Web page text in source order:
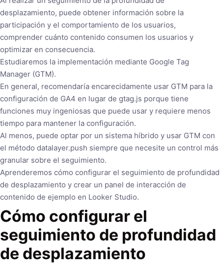
desplazamiento, puede obtener información sobre la
participación y el comportamiento de los usuarios,
comprender cuánto contenido consumen los usuarios y
optimizar en consecuencia.
Estudiaremos la implementación mediante Google Tag
Manager (GTM).
En general, recomendaría encarecidamente usar GTM para la
configuración de GA4 en lugar de gtag.js porque tiene
funciones muy ingeniosas que puede usar y requiere menos
tiempo para mantener la configuración.
Al menos, puede optar por un sistema híbrido y usar GTM con
el método datalayer.push siempre que necesite un control más
granular sobre el seguimiento.
Aprenderemos cómo configurar el seguimiento de profundidad
de desplazamiento y crear un panel de interacción de
contenido de ejemplo en Looker Studio.
Cómo configurar el
seguimiento de profundidad
de desplazamiento